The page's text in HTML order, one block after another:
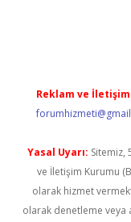
Reklam ve
Yasal Uyarı: Sitemiz,
ve İletişim Kurumu
olarak hizmet
olarak denetleme veya